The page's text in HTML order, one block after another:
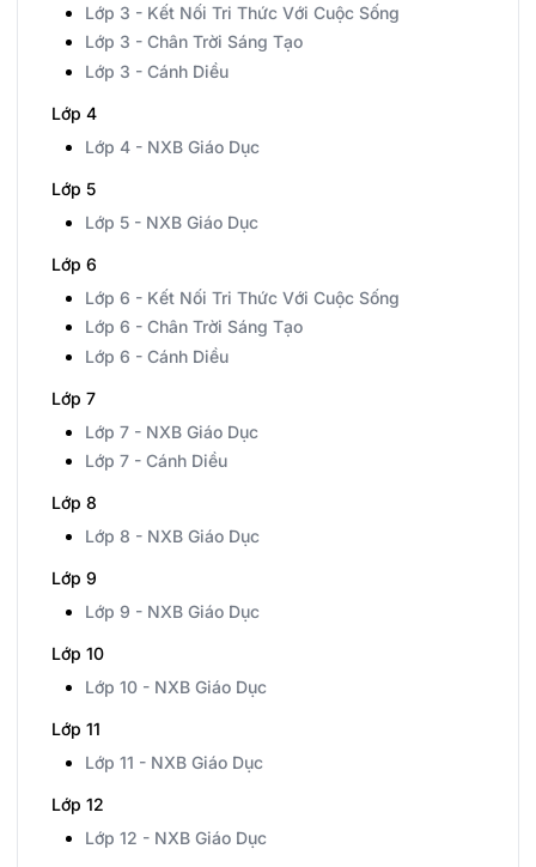
Lớp 3 - Kết Nối Tri Thức Với Cuộc Sống
Lớp 3 - Chân Trời Sáng Tạo
Lớp 3 - Cánh Diều
Lớp 4
Lớp 4 - NXB Giáo Dục
Lớp 5
Lớp 5 - NXB Giáo Dục
Lớp 6
Lớp 6 - Kết Nối Tri Thức Với Cuộc Sống
Lớp 6 - Chân Trời Sáng Tạo
Lớp 6 - Cánh Diều
Lớp 7
Lớp 7 - NXB Giáo Dục
Lớp 7 - Cánh Diều
Lớp 8
Lớp 8 - NXB Giáo Dục
Lớp 9
Lớp 9 - NXB Giáo Dục
Lớp 10
Lớp 10 - NXB Giáo Dục
Lớp 11
Lớp 11 - NXB Giáo Dục
Lớp 12
Lớp 12 - NXB Giáo Dục